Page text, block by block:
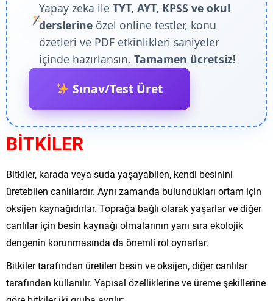
Yapay zeka ileTYT, AYT, KPSS ve okul
derslerine özel online testler, konu
özetleri ve PDF etkinlikleri saniyeler
içinde hazırlansın.Tamamen ücretsiz!
Sınav/Test Üret
BİTKİLER
Bitkiler, karada veya suda yaşayabilen, kendi besinini
üretebilen canlılardır. Aynı zamanda bulundukları ortam için
oksijen kaynağıdırlar. Toprağa bağlı olarak yaşarlar ve diğer
canlılar için besin kaynağı olmalarının yanı sıra ekolojik
dengenin korunmasında da önemli rol oynarlar.
Bitkiler tarafından üretilen besin ve oksijen, diğer canlılar
tarafından kullanılır. Yapısal özelliklerine ve üreme şekillerine